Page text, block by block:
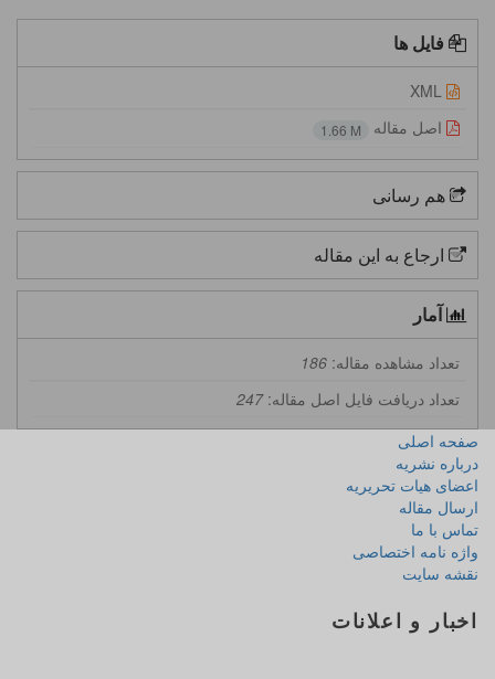
فایل ها
اصل مقاله
1.66 M
هم رسانی
ارجاع به این مقاله
آمار
تعداد مشاهده مقاله: 186
تعداد دریافت فایل اصل مقاله:247
صفحه اصلی
درباره نشریه
اعضای هیات تحریریه
ارسال مقاله
تماس با ما
واژه نامه اختصاصی
نقشه سایت
اخبار و اعلانات